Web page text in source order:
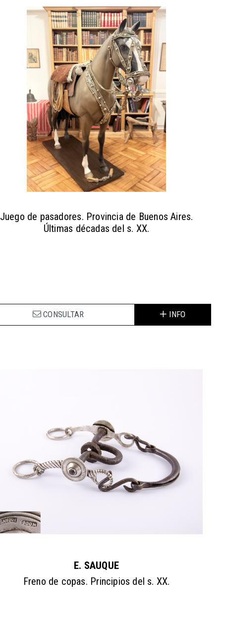
Juego de pasadores. Provincia de Buenos Aires.
Últimas décadas del s. XX.
CONSULTAR INFO
E. SAUQUE
Freno de copas. Principios del s. XX.